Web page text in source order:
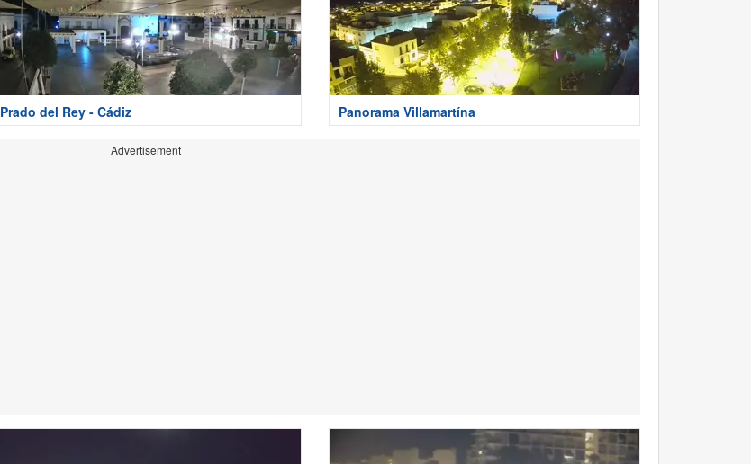
Prado del Rey - Cádiz Panorama Villamartína
Advertisement